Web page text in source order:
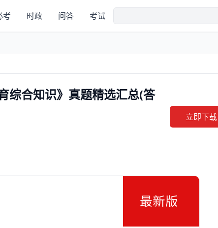
考 时政 问答 考试
综合知识》真题精选汇总(答
立即下载